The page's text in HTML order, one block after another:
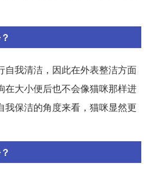
自我清洁，因此在外表整洁方面
在大小便后也不会像猫咪那样进
我保洁的角度来看，猫咪显然更